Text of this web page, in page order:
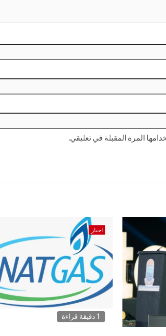
المرة المقبلة في تعليقي.
اخبار
1 دقيقة قراءة